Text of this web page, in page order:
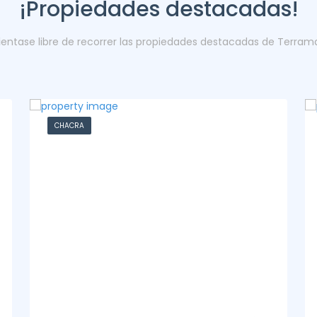
¡Propiedades destacadas!
libre de recorrer las propiedades destacadas de
CASA